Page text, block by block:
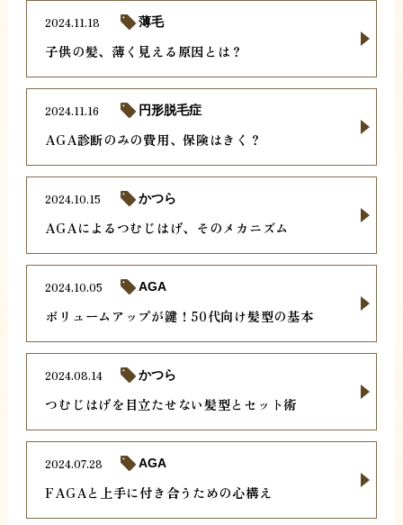
子供の髪、薄く見える原因とは？
2024.11.18 薄毛
AGA診断のみの費用、保険はきく？
2024.11.16 円形脱毛症
AGAによるつむじはげ、そのメカニズム
2024.10.15 かつら
ボリュームアップが鍵！50代向け髪型の基本
2024.10.05 AGA
つむじはげを目立たせない髪型とセット術
2024.08.14 かつら
FAGAと上手に付き合うための心構え
2024.07.28 AGA